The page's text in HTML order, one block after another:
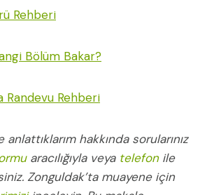
Rehberi
Bölüm Bakar?
Randevu Rehberi
hakkında sorularınız
aracılığıyla veya telefonile
Zonguldak’ta muayene için